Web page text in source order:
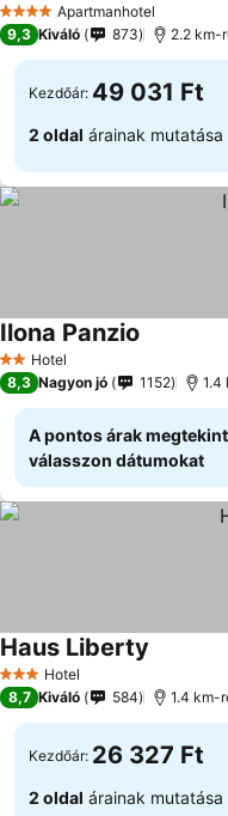
4 KategóriaApartmanhotel
9,3 Kiváló 873 2.2 km-
Kezdőár: 49 031 Ft
2 oldal árainak mutatása
2 Kategória
Hotel
Ilona Panzio
8,3 Nagyon jó 1152 1.4
A pontos árak
válasszon dátumokat
3 Kategória
Hotel
Haus Liberty
8,7 Kiváló 584 1.4 km-
Kezdőár: 26 327 Ft
2 oldal árainak mutatása